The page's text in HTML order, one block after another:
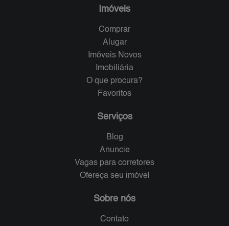
Imóveis
Comprar
Alugar
Imóveis Novos
Imobiliária
O que procura?
Favoritos
Serviços
Blog
Anuncie
Vagas para corretores
Ofereça seu imóvel
Sobre nós
Contato